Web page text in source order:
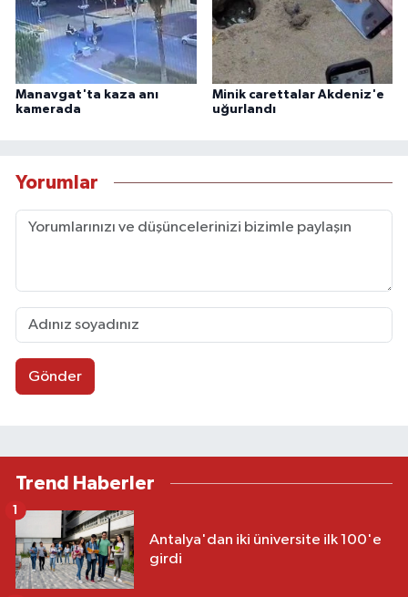
Manavgat'ta kaza anı
kamerada
Minik carettalar Akdeniz'e
uğurlandı
Yorumlar
Gönder
Trend Haberler
Antalya'dan iki üniversite ilk 100'e
girdi
1